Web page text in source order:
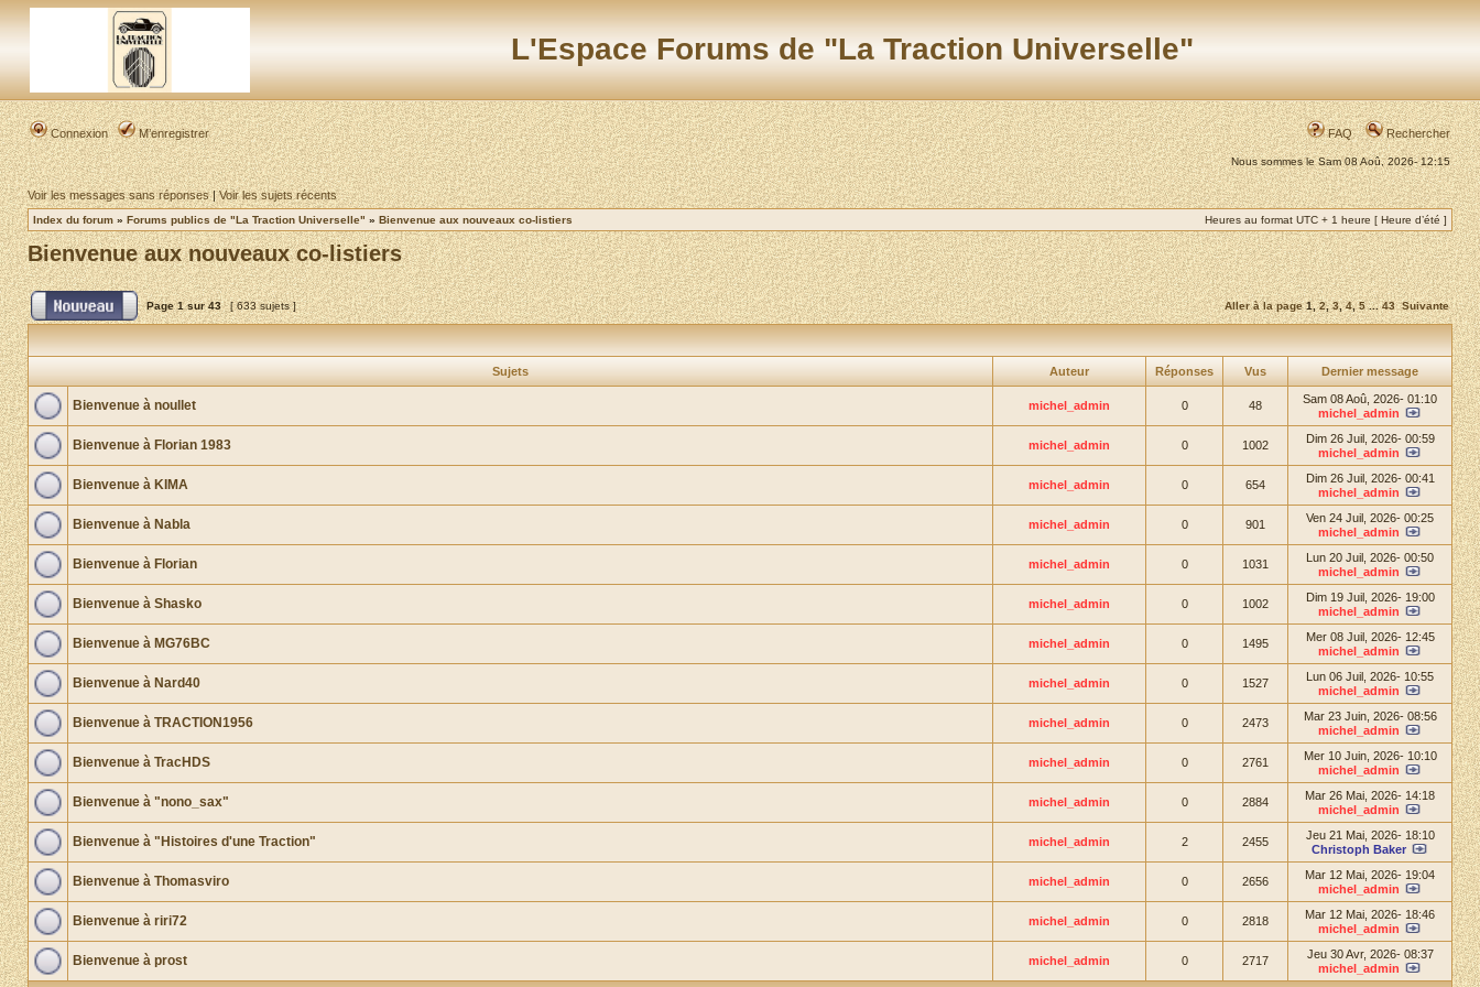
L'Espace Forums de "La Traction Universelle"
Connexion M’enregistrer FAQ Rechercher
Nous sommes le Sam 08 Aoû, 2026- 12:15
Voir les messages sans réponses|Voir les sujets récents
Index du forum » Forums publics de "La Traction Universelle" » Bienvenue aux nouveaux co-listiers Heures au format UTC + 1 heure [ Heure d’été ]
Bienvenue aux nouveaux co-listiers
Page1sur43 [ 633 sujets ] Aller à la page 1,2,3,4,5...43 Suivante
Sujets Auteur Réponses Vus Dernier message
Bienvenue à noullet michel_admin 0 48
Sam 08 Aoû, 2026- 01:10
michel_admin
Bienvenue à Florian 1983 michel_admin 0 1002
Dim 26 Juil, 2026- 00:59
michel_admin
Bienvenue à KIMA michel_admin 0 654
Dim 26 Juil, 2026- 00:41
michel_admin
Bienvenue à Nabla michel_admin 0 901
Ven 24 Juil, 2026- 00:25
michel_admin
Bienvenue à Florian michel_admin 0 1031
Lun 20 Juil, 2026- 00:50
michel_admin
Bienvenue à Shasko michel_admin 0 1002
Dim 19 Juil, 2026- 19:00
michel_admin
Bienvenue à MG76BC michel_admin 0 1495
Mer 08 Juil, 2026- 12:45
michel_admin
Bienvenue à Nard40 michel_admin 0 1527
Lun 06 Juil, 2026- 10:55
michel_admin
Bienvenue à TRACTION1956 michel_admin 0 2473
Mar 23 Juin, 2026- 08:56
michel_admin
Bienvenue à TracHDS michel_admin 0 2761
Mer 10 Juin, 2026- 10:10
michel_admin
Bienvenue à "nono_sax" michel_admin 0 2884
Mar 26 Mai, 2026- 14:18
michel_admin
Bienvenue à "Histoires d'une Traction" michel_admin 2 2455
Jeu 21 Mai, 2026- 18:10
Christoph Baker
Bienvenue à Thomasviro michel_admin 0 2656
Mar 12 Mai, 2026- 19:04
michel_admin
Bienvenue à riri72 michel_admin 0 2818
Mar 12 Mai, 2026- 18:46
michel_admin
Bienvenue à prost michel_admin 0 2717
Jeu 30 Avr, 2026- 08:37
michel_admin